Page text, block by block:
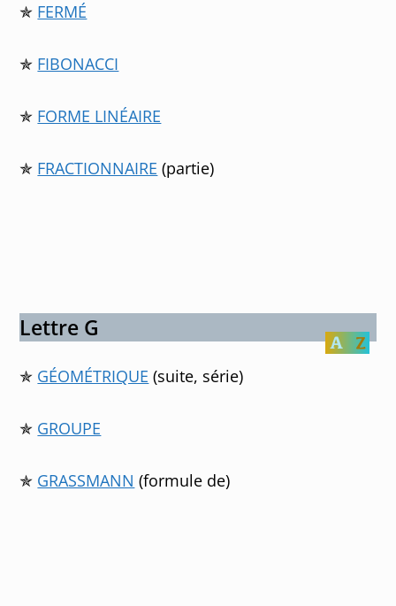
✯ FERMÉ
✯ FIBONACCI
✯ FORME LINÉAIRE
✯ FRACTIONNAIRE (partie)
Lettre G
✯ GÉOMÉTRIQUE (suite, série)
✯ GROUPE
✯ GRASSMANN (formule de)